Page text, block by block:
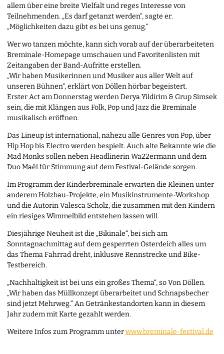
allem über eine breite Vielfalt und reges Interesse von
Teilnehmenden. „Es darf getanzt werden“, sagte er.
„Möglichkeiten dazu gibt es bei uns genug.“
Wer wo tanzen möchte, kann sich vorab auf der überarbeiteten
Breminale-Homepage umschauen und Favoritenlisten mit
Zeitangaben der Band-Aufritte erstellen.
„Wir haben Musikerinnen und Musiker aus aller Welt auf
unseren Bühnen“, erklärt von Döllen hörbar begeistert.
Erster Act am Donnerstag werden Derya Yildirim & Grup Simsek
sein, die mit Klängen aus Folk, Pop und Jazz die Breminale
musikalisch eröffnen.
Das Lineup ist international, nahezu alle Genres von Pop, über
Hip Hop bis Electro werden bespielt. Auch alte Bekannte wie die
Mad Monks sollen neben Headlinerin Wa22ermann und dem
Duo Maël für Stimmung auf dem Festival-Gelände sorgen.
Im Programm der Kinderbreminale erwarten die Kleinen unter
anderem Holzbau-Projekte, ein Musikinstrumente-Workshop
und die Autorin Valesca Scholz, die zusammen mit den Kindern
ein riesiges Wimmelbild entstehen lassen will.
Diesjährige Neuheit ist die „Bikinale“, bei sich am
Sonntagnachmittag auf dem gesperrten Osterdeich alles um
das Thema Fahrrad dreht, inklusive Rennstrecke und Bike-
Testbereich.
„Nachhaltigkeit ist bei uns ein großes Thema“, so Von Döllen.
„Wir haben das Müllkonzept überarbeitet und Schnapsbecher
sind jetzt Mehrweg.“ An Getränkestandorten kann in diesem
Jahr zudem mit Karte gezahlt werden.
Weitere Infos zum Programm unterwww.breminale-festival.de